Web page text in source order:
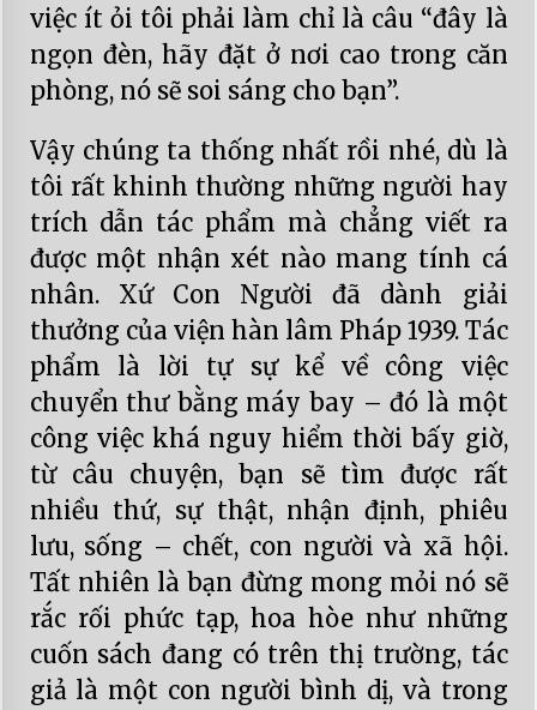
việc ít ỏi tôi phải làm chỉ là câu “đây là
ngọn đèn, hãy đặt ở nơi cao trong căn
phòng, nó sẽ soi sáng cho bạn”.
Vậy chúng ta thống nhất rồi nhé, dù là
tôi rất khinh thường những người hay
trích dẫn tác phẩm mà chẳng viết ra
được một nhận xét nào mang tính cá
nhân. Xứ Con Người đã dành giải
thưởng của viện hàn lâm Pháp 1939. Tác
phẩm là lời tự sự kể về công việc
chuyển thư bằng máy bay – đó là một
công việc khá nguy hiểm thời bấy giờ,
từ câu chuyện, bạn sẽ tìm được rất
nhiều thứ, sự thật, nhận định, phiêu
lưu, sống – chết, con người và xã hội.
Tất nhiên là bạn đừng mong mỏi nó sẽ
rắc rối phức tạp, hoa hòe như những
cuốn sách đang có trên thị trường, tác
giả là một con người bình dị, và trong